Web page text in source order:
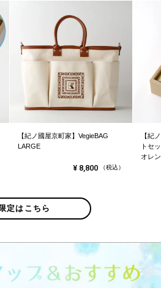
【紀ノ國屋京町家】VegieBAG
LARGE
¥ 8,800 （税込）
【紀
トセ
オレ
定はこちら